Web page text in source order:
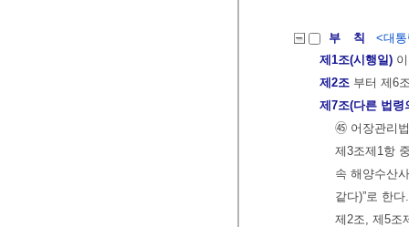
부 칙
<대
제1조(시행일)
제2조 부터 제6
제7조(다른 법령
㊺ 어장관리
제3조제1항
속 해양수산
같다)”로 한다.
제2조, 제5조